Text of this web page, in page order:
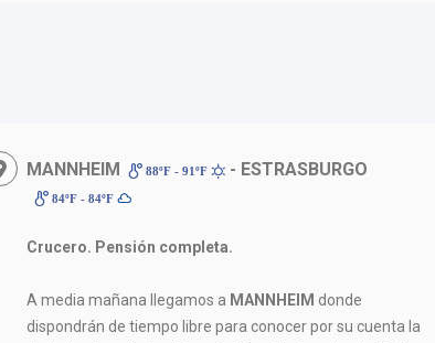
MANNHEIM 88ºF - 91ºF - ESTRASBURGO
84ºF - 84ºF
Crucero. Pensión completa.
A media mañana llegamos a MANNHEIM donde
dispondrán de tiempo libre para conocer por su cuenta la